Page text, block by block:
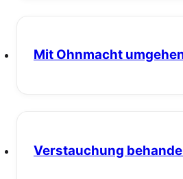
Mit Ohnmacht
Verstauchung